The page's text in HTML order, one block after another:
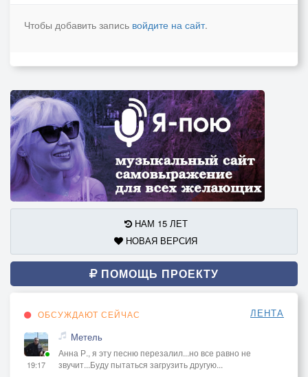
Чтобы добавить запись войдите на сайт.
НАМ 15 ЛЕТ
НОВАЯ ВЕРСИЯ
ПОМОЩЬ ПРОЕКТУ
ОБСУЖДАЮТ СЕЙЧАС ЛЕНТА
19:17
Метель
Анна Р., я эту песню перезалил...но все равно не
звучит...Буду пытаться загрузить другую...